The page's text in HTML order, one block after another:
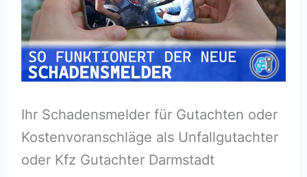
Ihr Schadensmelder für Gutachten oder
Kostenvoranschläge als Unfallgutachter
oder Kfz Gutachter Darmstadt